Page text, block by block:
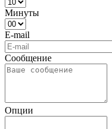
Минуты
E-mail
Сообщение
Опции